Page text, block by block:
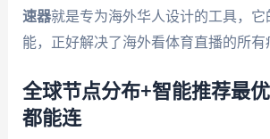
速器就是专为海外华人设计的工具，它
能，正好解决了海外看体育直播的所有
全球节点分布+智能推荐最
都能连